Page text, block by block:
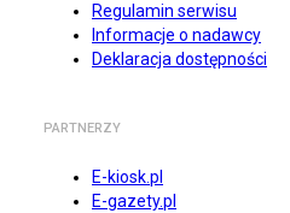
Regulamin serwisu
Informacje o nadawcy
Deklaracja dostępności
PARTNERZY
E-kiosk.pl
E-gazety.pl